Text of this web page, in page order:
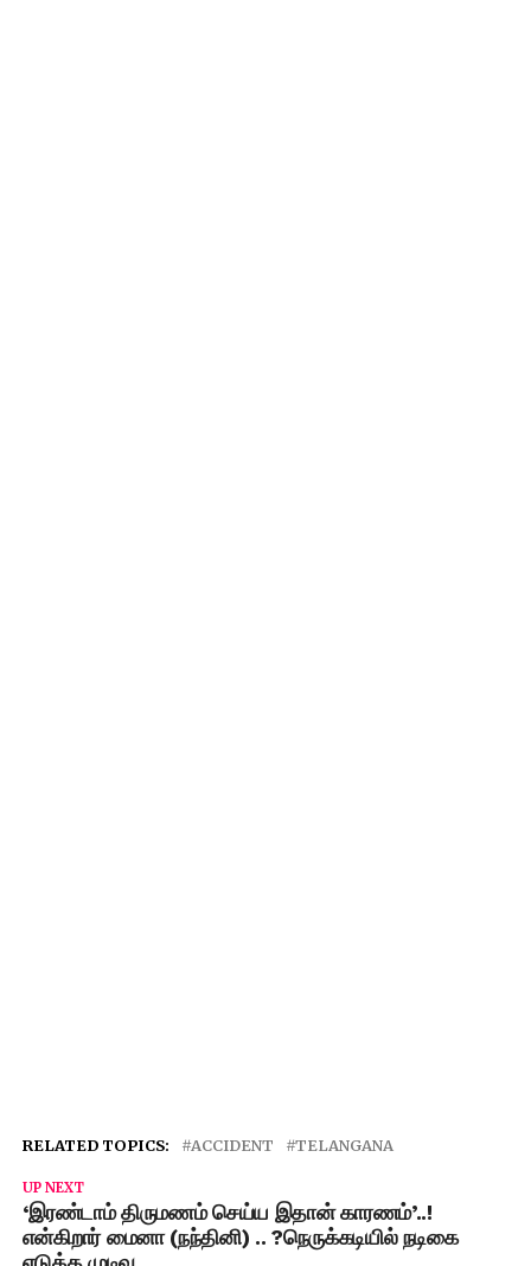
RELATED TOPICS: ACCIDENT TELANGANA
UP NEXT
‘இரண்டாம் திருமணம் செய்ய இதான் காரணம்’..!
என்கிறார் மைனா (நந்தினி) .. ?நெருக்கடியில் நடிகை